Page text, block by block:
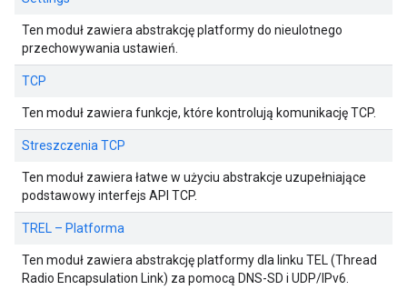
Ten moduł zawiera abstrakcję platformy do nieulotnego
przechowywania ustawień.
TCP
Ten moduł zawiera funkcje, które kontrolują komunikację TCP.
Streszczenia TCP
Ten moduł zawiera łatwe w użyciu abstrakcje uzupełniające
podstawowy interfejs API TCP.
TREL – Platforma
Ten moduł zawiera abstrakcję platformy dla linku TEL (Thread
Radio Encapsulation Link) za pomocą DNS-SD i UDP/IPv6.